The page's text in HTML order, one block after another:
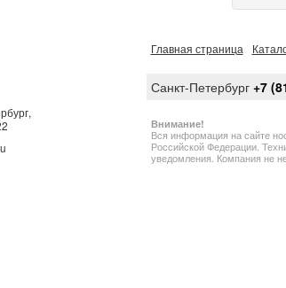
Главная страница
Санкт-Петербург +7
Внимание!
Вся информация на сайте
Российской Федерации.
уведомления. Компания не